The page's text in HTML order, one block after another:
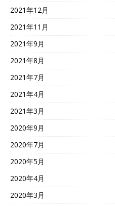
2021年12月
2021年11月
2021年9月
2021年8月
2021年7月
2021年4月
2021年3月
2020年9月
2020年7月
2020年5月
2020年4月
2020年3月